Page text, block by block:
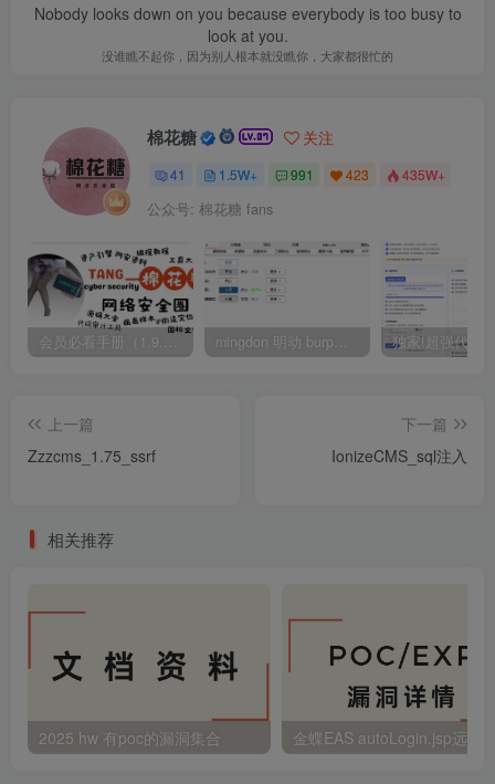
Nobody looks down on you because everybody is too busy to
look at you.
没谁瞧不起你，因为别人根本就没瞧你，大家都很忙的
棉花糖 关注
41 1.5W+ 991 423 435W+
公众号: 棉花糖 fans
会员必看手册（1.9.0版本 26.4.5更新） mingdon 明动 burp插件0.2.6版本 本地时间校验去除版
上一篇
Zzzcms_1.75_ssrf
下一篇
IonizeCMS_sql注入
相关推荐
2025 hw 有poc的漏洞集合